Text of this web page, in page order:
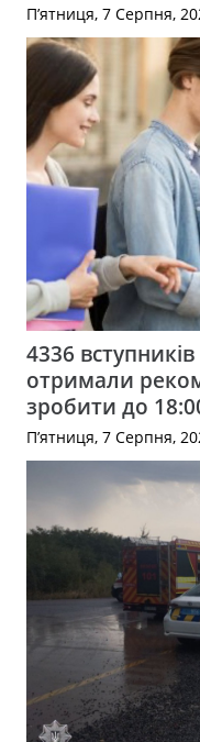
П’ятниця, 7 Серпня,
4336
отримали
зробити до
П’ятниця, 7 Серпня,